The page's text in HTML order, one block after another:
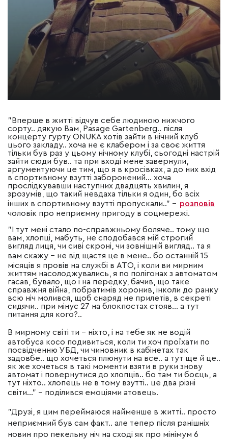
"Вперше в житті відчув себе людиною нижчого
сорту.. дякую Вам, Pasage Gartenberg.. після
концерту гурту ONUKA хотів зайти в нічний клуб
цього закладу.. хоча не є клабером і за своє життя
тільки був раз у цьому нічному клубі, сьогодні настрій
зайти сюди був.. та при вході мене завернули,
аргументуючи це тим, що я в кросівках, а до них вхід
в спортивному взутті заборонений… хоча
прослідкувавши наступних двадцять хвилин, я
зрозумів, що такий невдаха тільки я один, бо всіх
інших в спортивному взутті пропускали.." – розповів
чоловік про неприємну пригоду в соцмережі.
"І тут мені стало по-справжньому боляче.. тому що
вам, хлопці, мабуть, не сподобався мій строгий
вигляд лиця, чи сиві скроні, чи зовнішній вигляд.. та я
вам скажу – не від щастя це в мене.. бо останній 15
місяців я провів на службі в АТО, і коли ви мирним
життям насолоджувались, я по полігонах з автоматом
гасав, бувало, що і на передку, бачив, що таке
справжня війна, побратимів хоронив, інколи до ранку
всю ніч молився, щоб снаряд не прилетів, в секреті
сидячи.. при мінус 27 на блокпостах стояв… а тут
питання для кого?..
В мирному світі ти – ніхто, і на тебе як не водій
автобуса косо подивиться, коли ти хоч проїхати по
посвідченню УБД, чи чиновник в кабінетах так
задовбе.. що хочеться плюнути на все.. а тут ще й це..
як же хочеться в такі моменти взяти в руки знову
автомат і повернутися до хлопців.. бо там ти боєць, а
тут ніхто.. хлопець не в тому взутті.. це два різні
світи…" – поділився емоціями атовець.
"Друзi, я цим переймаюся найменше в житті.. просто
неприємний був сам факт.. але тепер після ранішніх
новин про пекельну ніч на сході як про мінімум 6